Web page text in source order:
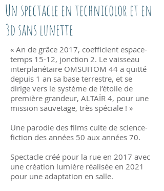
Un spectacle en technicolor et en
3d sans lunette
« An de grâce 2017, coefficient espace-
temps 15-12, jonction 2. Le vaisseau
interplanétaire OMSUITOM 44 a quitté
depuis 1 an sa base terrestre, et se
dirige vers le système de l’étoile de
première grandeur, ALTAÏR 4, pour une
mission sauvetage, très spéciale ! »
Une parodie des films culte de science-
fiction des années 50 aux années 70.
Spectacle créé pour la rue en 2017 avec
une création lumière réalisée en 2021
pour une adaptation en salle.